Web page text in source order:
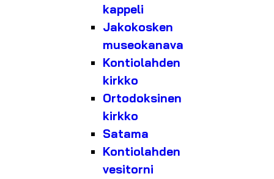
kappeli
Jakokosken
museokanava
Kontiolahden
kirkko
Ortodoksinen
kirkko
Satama
Kontiolahden
vesitorni